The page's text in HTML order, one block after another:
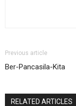
Previous article
Ber-Pancasila-Kita
RELATED ARTICLES